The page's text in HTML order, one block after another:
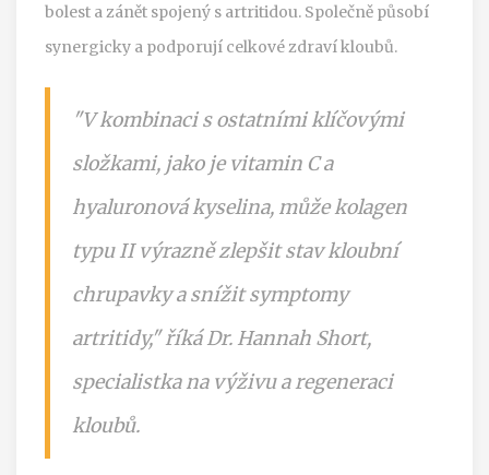
bolest a zánět spojený s artritidou. Společně působí
synergicky a podporují celkové zdraví kloubů.
"V kombinaci s ostatními klíčovými
složkami, jako je vitamin C a
hyaluronová kyselina, může kolagen
typu II výrazně zlepšit stav kloubní
chrupavky a snížit symptomy
artritidy," říká Dr. Hannah Short,
specialistka na výživu a regeneraci
kloubů.